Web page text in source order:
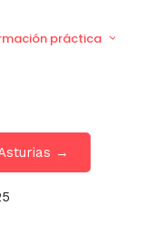
práctica
→